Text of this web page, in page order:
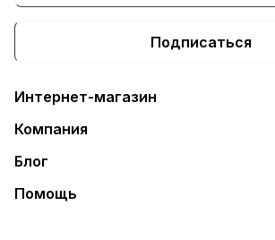
Подписаться
Интернет-магазин
Компания
Блог
Помощь